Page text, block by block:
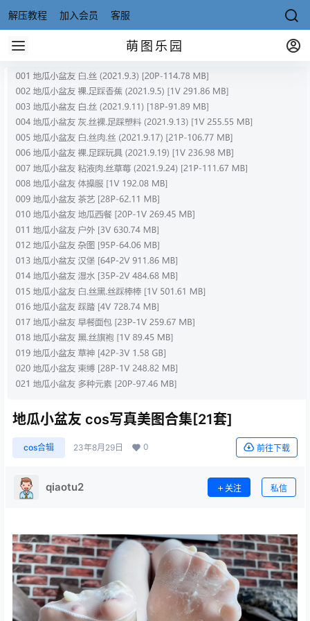
解压教程 加入会员 客服
萌图乐园
地瓜小盆友 cos写真美图合集[21套]
cos合辑 23年8月29日 0 前往下载
qiaotu2 关注 私信